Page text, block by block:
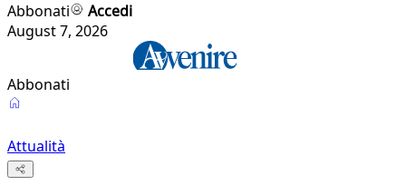
Abbonati
Accedi
August 7, 2026
Abbonati
Attualità